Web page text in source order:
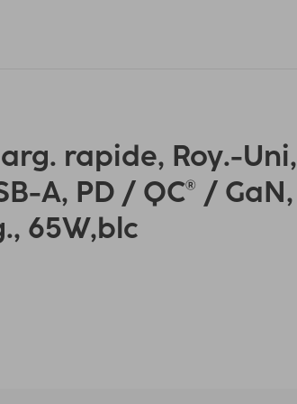
rapide, Roy.-Uni,
A, PD / QC® / GaN,
65W,blc